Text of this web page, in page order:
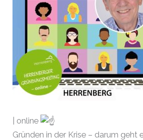
| online
Gründen in der Krise – darum geht